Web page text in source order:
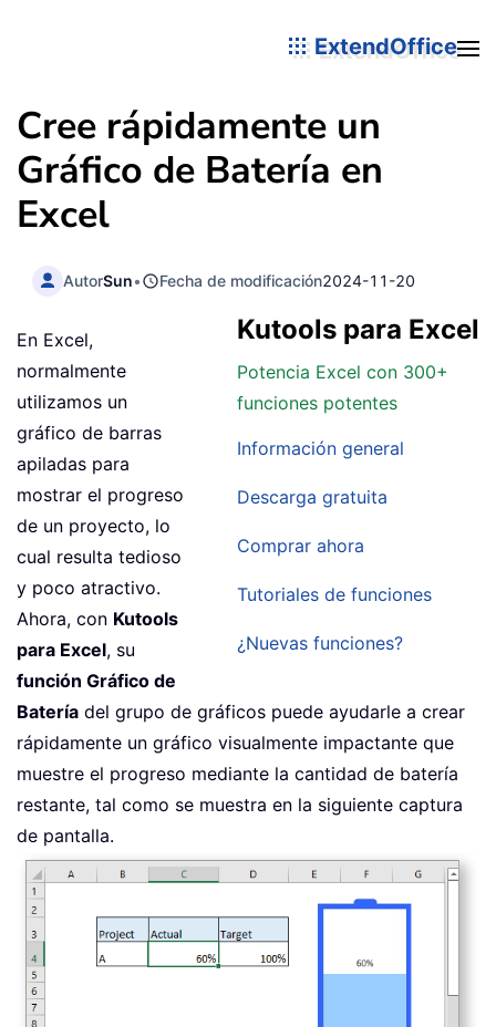
ExtendOffice
Cree rápidamente un
Gráfico de Batería en
Excel
AutorSun• Fecha de modificación2024-11-20
Kutools para Excel
Potencia Excel con 300+
funciones potentes
Información general
Descarga gratuita
Comprar ahora
Tutoriales de funciones
¿Nuevas funciones?
En Excel,
normalmente
utilizamos un
gráfico de barras
apiladas para
mostrar el progreso
de un proyecto, lo
cual resulta tedioso
y poco atractivo.
Ahora, con Kutools
para Excel, su
función Gráfico de
Batería del grupo de gráficos puede ayudarle a crear
rápidamente un gráfico visualmente impactante que
muestre el progreso mediante la cantidad de batería
restante, tal como se muestra en la siguiente captura
de pantalla.